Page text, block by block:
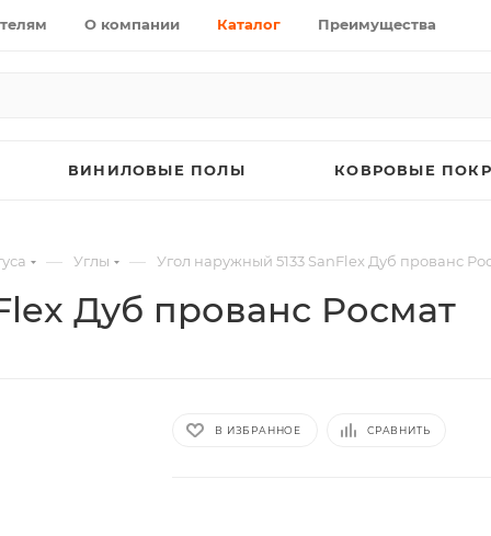
О компании Каталог Преимущества
ВИНИЛОВЫЕ ПОЛЫ КОВРОВЫЕ
— Углы — Угол наружный 5133 SanFlex Дуб прованс
Дуб прованс Росмат
В ИЗБРАННОЕ СРАВНИТЬ